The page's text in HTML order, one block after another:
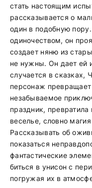
стать настоящим
рассказывается о
один в подобную
одиночеством, он
создает няню из
не нужны. Он дает ей
случается в сказках,
персонаж превращает
незабываемое
праздник, превратила
веселье, словно
Рассказывать об
показаться
фантастические
биться в унисон с
погружая их в